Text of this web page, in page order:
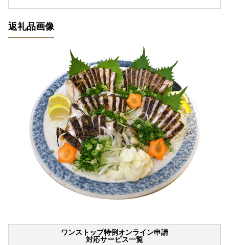
返礼品画像
ワンストップ特例オンライン申請
対応サービス一覧